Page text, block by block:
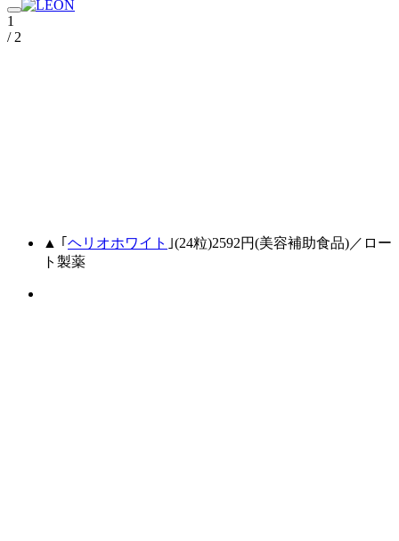
1
/ 2
▲ ｢ ヘリオホワイト ｣(24粒)2592円(美容補助食品)／ロー
ト製薬